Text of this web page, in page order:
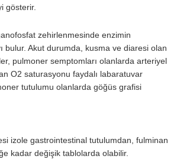
gösterir.
zehirlenmesinde enzimin
bulur. Akut durumda, kusma ve diaresi olan
pulmoner semptomları olanlarda arteriyel
O2 saturasyonu faydalı labaratuvar
tutulumu olanlarda göğüs grafisi
izole gastrointestinal tutulumdan, fulminan
kadar değişik tablolarda olabilir.